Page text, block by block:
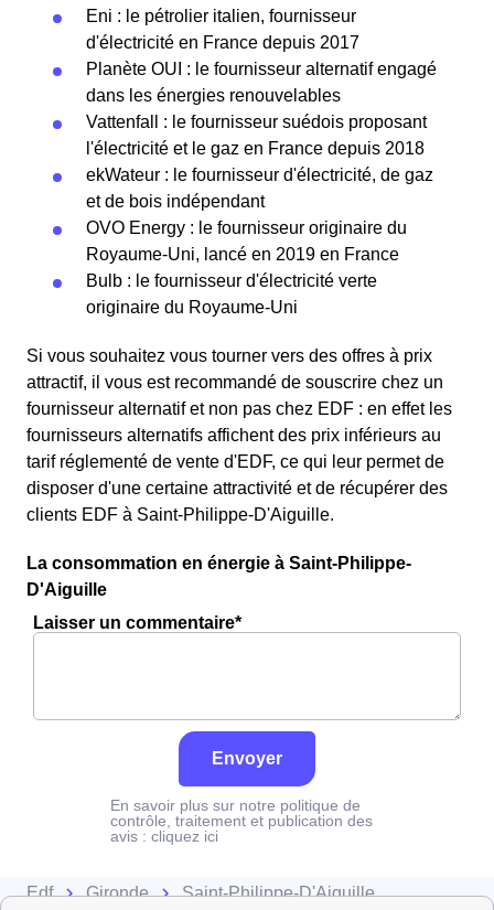
Eni : le pétrolier italien, fournisseur
d'électricité en France depuis 2017
Planète OUI : le fournisseur alternatif engagé
dans les énergies renouvelables
Vattenfall : le fournisseur suédois proposant
l'électricité et le gaz en France depuis 2018
ekWateur : le fournisseur d'électricité, de gaz
et de bois indépendant
OVO Energy : le fournisseur originaire du
Royaume-Uni, lancé en 2019 en France
Bulb : le fournisseur d'électricité verte
originaire du Royaume-Uni
Si vous souhaitez vous tourner vers des offres à prix
attractif, il vous est recommandé de souscrire chez un
fournisseur alternatif et non pas chez EDF : en effet les
fournisseurs alternatifs affichent des prix inférieurs au
tarif réglementé de vente d'EDF, ce qui leur permet de
disposer d'une certaine attractivité et de récupérer des
clients EDF à Saint-Philippe-D'Aiguille.
La consommation en énergie à Saint-Philippe-
D'Aiguille
Laisser un commentaire*
Envoyer
En savoir plus sur notre politique de
contrôle, traitement et publication des
avis : cliquez ici
Edf Gironde Saint-Philippe-D'Aiguille